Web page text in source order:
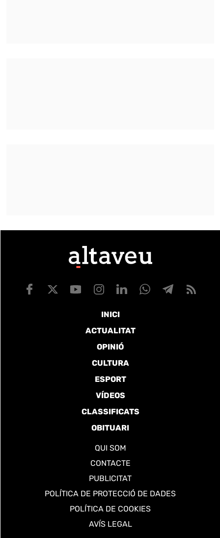
INICI
ACTUALITAT
OPINIÓ
CULTURA
ESPORT
VÍDEOS
CLASSIFICATS
OBITUARI
QUI SOM
CONTACTE
PUBLICITAT
POLÍTICA DE PROTECCIÓ DE DADES
POLÍTICA DE COOKIES
AVÍS LEGAL